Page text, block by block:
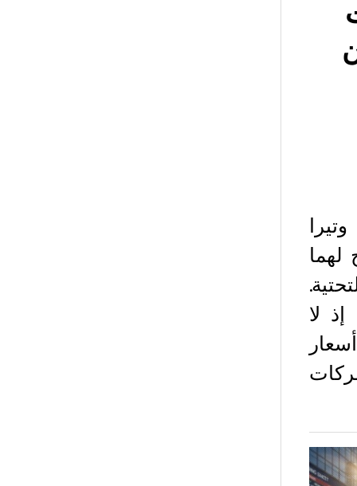
لهما
لا